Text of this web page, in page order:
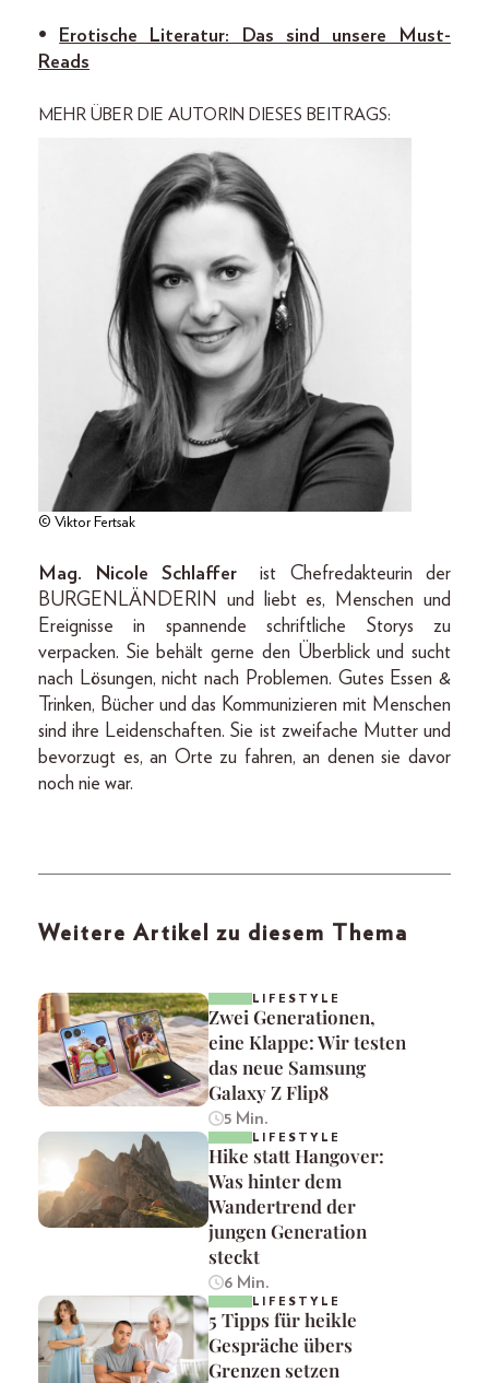
•
Erotische Literatur: Das sind unsere Must-
Reads
MEHR ÜBER DIE AUTORIN DIESES BEITRAGS:
© Viktor Fertsak
Mag. Nicole Schlaffer ist Chefredakteurin der
BURGENLÄNDERIN und liebt es, Menschen und
Ereignisse in spannende schriftliche Storys zu
verpacken. Sie behält gerne den Überblick und sucht
nach Lösungen, nicht nach Problemen. Gutes Essen &
Trinken, Bücher und das Kommunizieren mit Menschen
sind ihre Leidenschaften. Sie ist zweifache Mutter und
bevorzugt es, an Orte zu fahren, an denen sie davor
noch nie war.
Weitere Artikel zu diesem Thema
LIFESTYLE
Zwei Generationen,
eine Klappe: Wir testen
das neue Samsung
Galaxy Z Flip8
5 Min.
LIFESTYLE
Hike statt Hangover:
Was hinter dem
Wandertrend der
jungen Generation
steckt
6 Min.
LIFESTYLE
5 Tipps für heikle
Gespräche übers
Grenzen setzen